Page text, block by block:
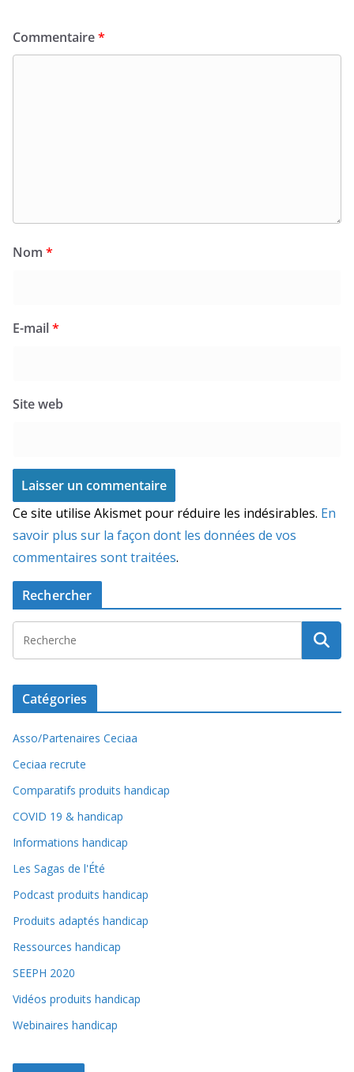
Commentaire*
Nom *
E-mail*
Site web
Ce site utilise Akismet pour réduire les indésirables. En
savoir plus sur la façon dont les données de vos
commentaires sont traitées.
Rechercher
Catégories
Asso/Partenaires Ceciaa
Ceciaa recrute
Comparatifs produits handicap
COVID 19 & handicap
Informations handicap
Les Sagas de l'Été
Podcast produits handicap
Produits adaptés handicap
Ressources handicap
SEEPH 2020
Vidéos produits handicap
Webinaires handicap